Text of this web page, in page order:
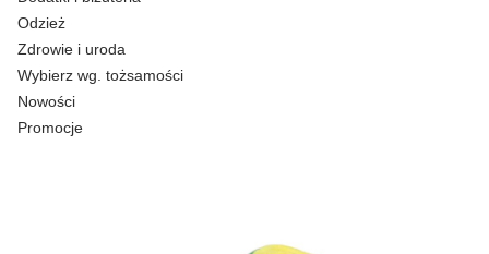
Odzież
Zdrowie i uroda
Wybierz wg. tożsamości
Nowości
Promocje